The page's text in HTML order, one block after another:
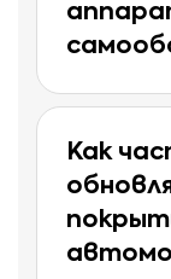
Как